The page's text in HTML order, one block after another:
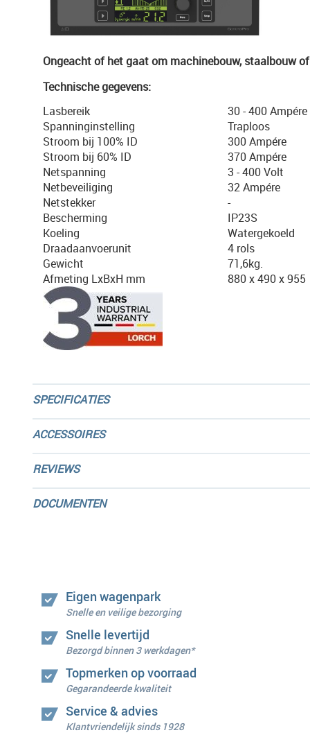
Ongeacht of het gaat om machinebouw, staalbouw
Technische gegevens:
Lasbereik
30 - 400 Ampére
Spanninginstelling
Traploos
Stroom bij 100% ID
300 Ampére
Stroom bij 60% ID
370 Ampére
Netspanning
3 - 400 Volt
Netbeveiliging
32 Ampére
Netstekker
-
Bescherming
IP23S
Koeling
Watergekoeld
Draadaanvoerunit
4 rols
Gewicht
71,6kg.
Afmeting LxBxH mm
880 x 490 x 955
SPECIFICATIES
ACCESSOIRES
REVIEWS
DOCUMENTEN
Eigen wagenpark
Snelle en veilige bezorging
Snelle levertijd
Bezorgd binnen 3 werkdagen*
Topmerken op voorraad
Gegarandeerde kwaliteit
Service & advies
Klantvriendelijk sinds 1928